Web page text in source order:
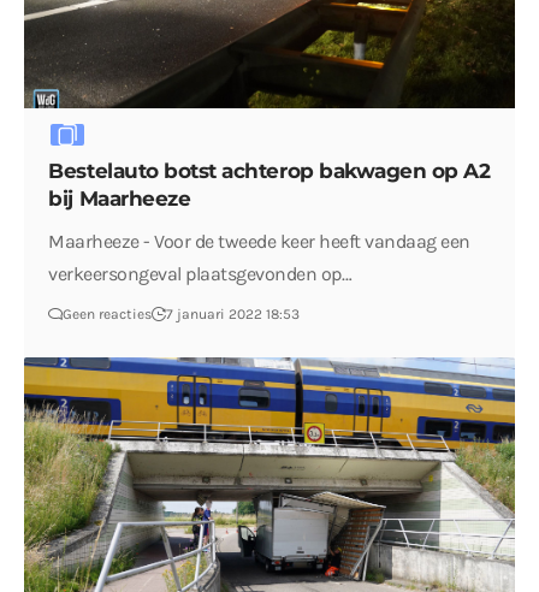
Bestelauto botst achterop bakwagen op A2
bij Maarheeze
Maarheeze - Voor de tweede keer heeft vandaag een
verkeersongeval plaatsgevonden op…
Geen reacties 7 januari 2022 18:53